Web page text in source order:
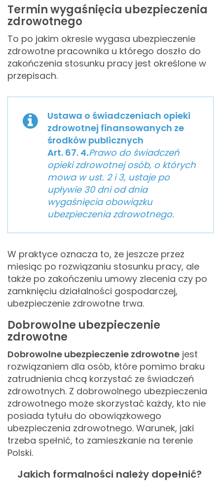
Termin wygaśnięcia ubezpieczenia
zdrowotnego
To po jakim okresie wygasa ubezpieczenie
zdrowotne pracownika u którego doszło do
zakończenia stosunku pracy jest określone w
przepisach.
Ustawa o świadczeniach opieki
zdrowotnej finansowanych ze
środków publicznych
Art. 67. 4.Prawo do świadczeń
opieki zdrowotnej osób, o których
mowa w ust. 2 i 3, ustaje po
upływie 30 dni od dnia
wygaśnięcia obowiązku
ubezpieczenia zdrowotnego.
W praktyce oznacza to, że jeszcze przez
miesiąc po rozwiązaniu stosunku pracy, ale
także po zakończeniu umowy zlecenia czy po
zamknięciu działalności gospodarczej,
ubezpieczenie zdrowotne trwa.
Dobrowolne ubezpieczenie
zdrowotne
Dobrowolne ubezpieczenie zdrowotne jest
rozwiązaniem dla osób, które pomimo braku
zatrudnienia chcą korzystać ze świadczeń
zdrowotnych. Z dobrowolnego ubezpieczenia
zdrowotnego może skorzystać każdy, kto nie
posiada tytułu do obowiązkowego
ubezpieczenia zdrowotnego. Warunek, jaki
trzeba spełnić, to zamieszkanie na terenie
Polski.
Jakich formalności należy dopełnić?